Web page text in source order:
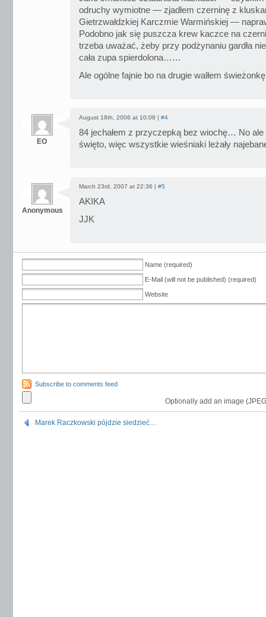
odruchy wymiotne — zjadłem czerninę z
Gietrzwałdzkiej Karczmie Warmińskiej —
Podobno jak się puszcza krew kaczce na
trzeba uważać, żeby przy podżynaniu gardła
cała zupa spierdolona……
Ale ogólne fajnie bo na drugie walłem
EO
August 18th, 2006 at 10:09 | #4
84 jechałem z przyczepką bez wiochę… No ale
święto, więc wszystkie wieśniaki leżały
Anonymous
March 23rd, 2007 at 22:36 | #5
AKIKA
JJK
Name (required)
E-Mail (will not be published) (required)
Website
Subscribe to comments feed
Optionally add an image
Marek Raczkowski pójdzie siedzieć…